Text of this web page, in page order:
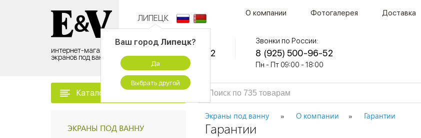
интернет-магазин
экранов под ванну
ЛИПЕЦК
Ваш город Липецк?
Да
Выбрать другой
О компании Фотогалерея Доставка
Контактный центр:
8 (495) 500-96-52
временно не работаем
Звонки по России:
8 (925) 500-96-52
Пн - Пт 09:00 - 18:00
Каталог товаров
ЭКРАНЫ ПОД ВАННУ
Экраны под ванну О компании Гарантии
Гарантии